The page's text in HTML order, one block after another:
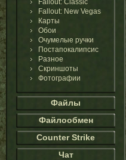
Fallout: Classic
Fallout: New Vegas
Карты
Обои
Очумелые ручки
Постапокалипсис
Разное
Скриншоты
Фотографии
Файлы
Файлообмен
Counter Strike
Чат